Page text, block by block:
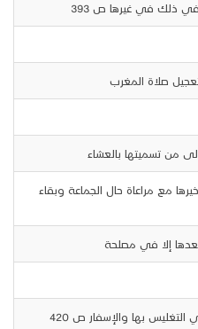
ذلك في غيرها ص 393
صلاة المغرب
من تسميتها بالعشاء
مع مراعاة حال الجماعة وبقاء
إلا في مصلحة
بها والإسفار ص 420